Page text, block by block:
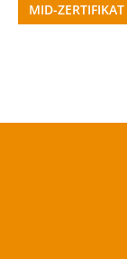
MID-ZERTIFIKAT